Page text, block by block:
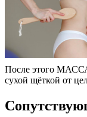
После этого
сухой щёткой от